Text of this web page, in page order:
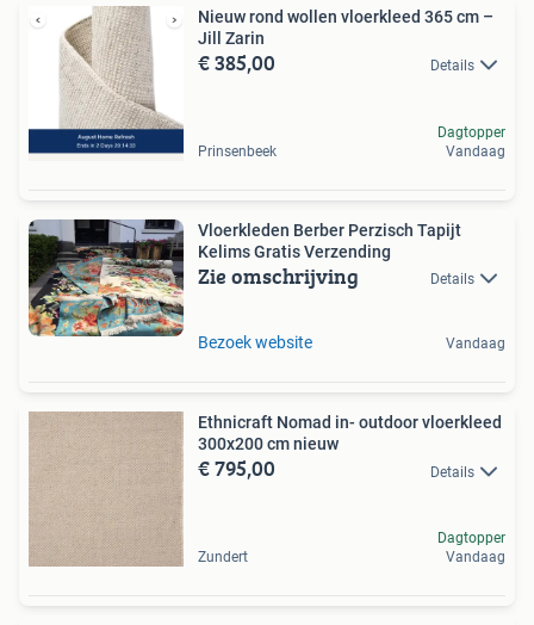
Nieuw rond wollen vloerkleed 365 cm –
Jill Zarin
€ 385,00 Details
Prinsenbeek
Dagtopper
Vandaag
Vloerkleden Berber Perzisch Tapijt
Kelims Gratis Verzending
Zie omschrijving Details
Bezoek website Vandaag
Ethnicraft Nomad in- outdoor vloerkleed
300x200 cm nieuw
€ 795,00 Details
Zundert
Dagtopper
Vandaag